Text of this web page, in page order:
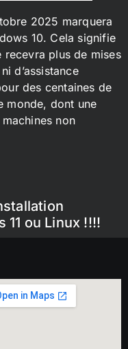
2025 marquera
10. Cela signifie
recevra plus de mises
d’assistance
des centaines de
monde, dont une
non
ou Linux !!!!